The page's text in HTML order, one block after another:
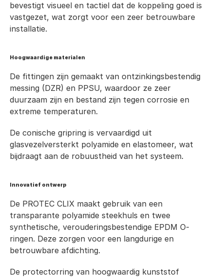
bevestigt visueel en tactiel dat de koppeling goed is
vastgezet, wat zorgt voor een zeer betrouwbare
installatie.
Hoogwaardige materialen
De fittingen zijn gemaakt van ontzinkingsbestendig
messing (DZR) en PPSU, waardoor ze zeer
duurzaam zijn en bestand zijn tegen corrosie en
extreme temperaturen.
De conische gripring is vervaardigd uit
glasvezelversterkt polyamide en elastomeer, wat
bijdraagt aan de robuustheid van het systeem.
Innovatief ontwerp
De PROTEC CLIX maakt gebruik van een
transparante polyamide steekhuls en twee
synthetische, verouderingsbestendige EPDM O-
ringen. Deze zorgen voor een langdurige en
betrouwbare afdichting.
De protectorring van hoogwaardig kunststof